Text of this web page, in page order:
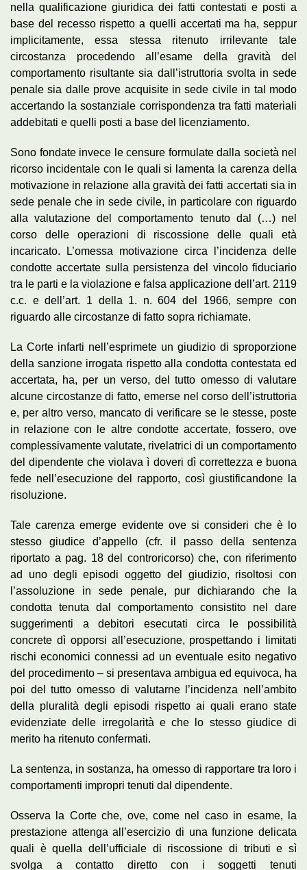
nella qualificazione giuridica dei fatti contestati e posti a
base del recesso rispetto a quelli accertati ma ha, seppur
implicitamente, essa stessa ritenuto irrilevante tale
circostanza procedendo all’esame della gravità del
comportamento risultante sia dall’istruttoria svolta in sede
penale sia dalle prove acquisite in sede civile in tal modo
accertando la sostanziale corrispondenza tra fatti materiali
addebitati e quelli posti a base del licenziamento.
Sono fondate invece le censure formulate dalla società nel
ricorso incidentale con le quali si lamenta la carenza della
motivazione in relazione alla gravità dei fatti accertati sia in
sede penale che in sede civile, in particolare con riguardo
alla valutazione del comportamento tenuto dal (…) nel
corso delle operazioni di riscossione delle quali età
incaricato. L’omessa motivazione circa l’incidenza delle
condotte accertate sulla persistenza del vincolo fiduciario
tra le parti e la violazione e falsa applicazione dell’art. 2119
c.c. e dell’art. 1 della 1. n. 604 del 1966, sempre con
riguardo alle circostanze di fatto sopra richiamate.
La Corte infarti nell’esprimete un giudizio di sproporzione
della sanzione irrogata rispetto alla condotta contestata ed
accertata, ha, per un verso, del tutto omesso di valutare
alcune circostanze di fatto, emerse nel corso dell’istruttoria
e, per altro verso, mancato di verificare se le stesse, poste
in relazione con le altre condotte accertate, fossero, ove
complessivamente valutate, rivelatrici di un comportamento
del dipendente che violava ì doveri dì correttezza e buona
fede nell’esecuzione del rapporto, così giustificandone la
risoluzione.
Tale carenza emerge evidente ove si consideri che è lo
stesso giudice d’appello (cfr. il passo della sentenza
riportato a pag. 18 del controricorso) che, con riferimento
ad uno degli episodi oggetto del giudizio, risoltosi con
l’assoluzione in sede penale, pur dichiarando che la
condotta tenuta dal comportamento consistito nel dare
suggerimenti a debitori esecutati circa le possibilità
concrete dì opporsi all’esecuzione, prospettando i limitati
rischi economici connessi ad un eventuale esito negativo
del procedimento – si presentava ambigua ed equivoca, ha
poi del tutto omesso di valutarne l’incidenza nell’ambito
della pluralità degli episodi rispetto ai quali erano state
evidenziate delle irregolarità e che lo stesso giudice di
merito ha ritenuto confermati.
La sentenza, in sostanza, ha omesso di rapportare tra loro i
comportamenti impropri tenuti dal dipendente.
Osserva la Corte che, ove, come nel caso in esame, la
prestazione attenga all’esercizio di una funzione delicata
quali è quella dell’ufficiale di riscossione di tributi e sì
svolga a contatto diretto con i soggetti tenuti